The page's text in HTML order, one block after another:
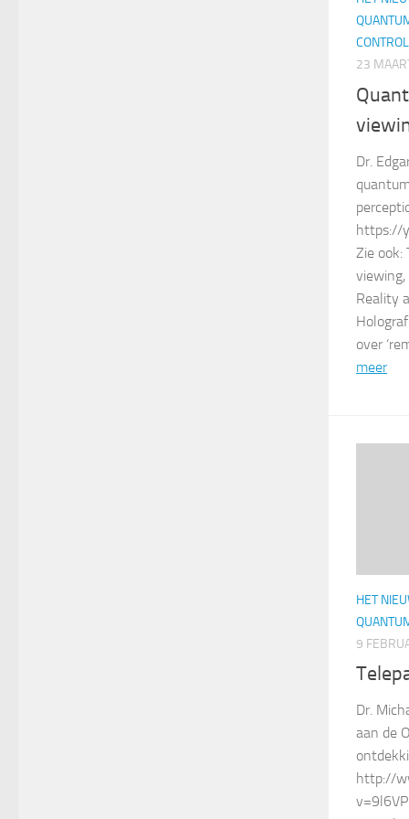
CONTROL
23
Dr.
https://
Zie ook:
Reality
over
meer
HET
9
Dr.
aan de
http://